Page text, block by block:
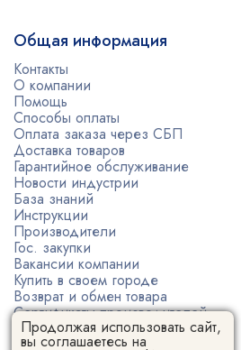
Общая информация
Контакты
О компании
Помощь
Способы оплаты
Оплата заказа через СБП
Доставка товаров
Гарантийное обслуживание
Новости индустрии
База знаний
Инструкции
Производители
Гос. закупки
Вакансии компании
Купить в своем городе
Возврат и обмен товара
Сертификаты производителей
Политика конфиденциальности
Пользовательское соглашение
Продолжая использовать сайт,
вы соглашаетесь на